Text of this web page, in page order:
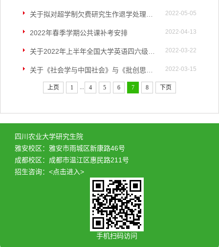
2022-05-05
关于拟对超学制欠费研究生作退学处理的公告
2022-04-13
2022年春季学期公共课补考安排
2022-03-22
关于2022年上半年全国大学英语四六级考试报名通知
2022-03-15
关于《社会学与中国社会》与《批创思维导论》慕课补考的通知
上页 1 4 5 6 7 8 下页
四川农业大学研究生院
雅安校区：雅安市雨城区新康路46号
成都校区：成都市温江区惠民路211号
招生咨询： <点击进入>
手机扫码访问